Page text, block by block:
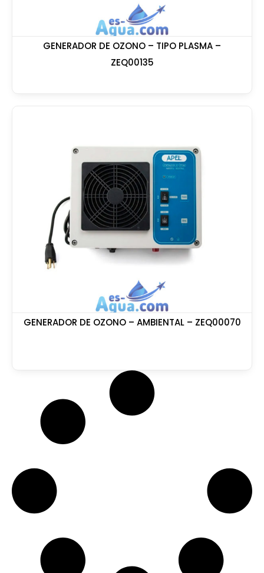
GENERADOR DE OZONO – TIPO PLASMA –
ZEQ00135
GENERADOR DE OZONO – AMBIENTAL – ZEQ00070